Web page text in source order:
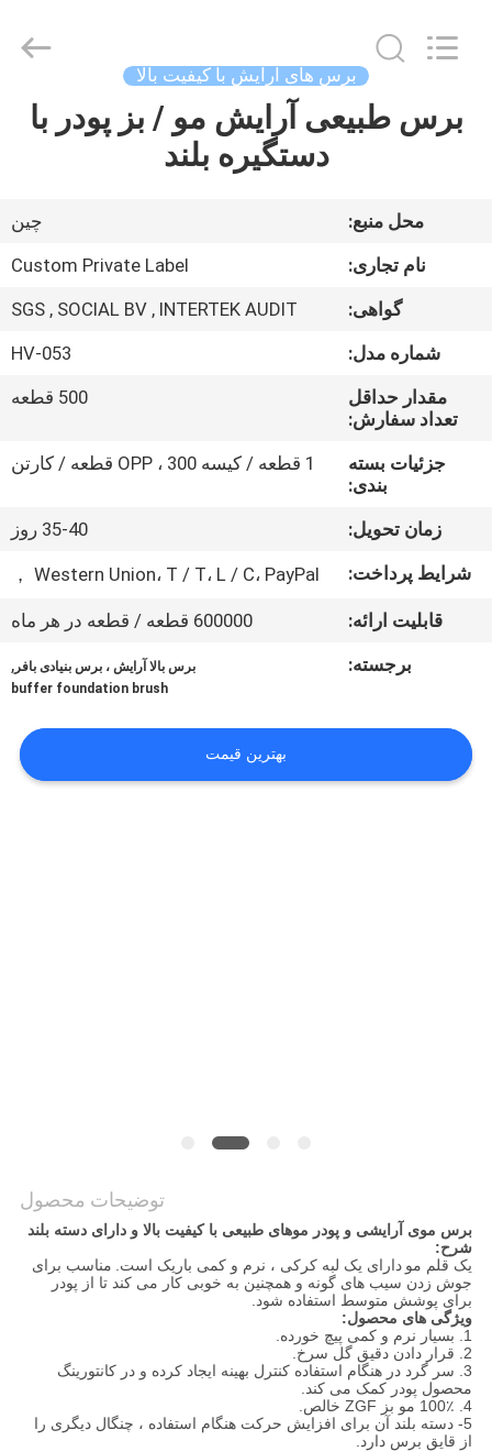
صفحه
محصولات
کنترل
کیفیت
نقشه
PRIVACY
POLICY
Cosmetics
برس های آرایش با کیفیت بالا
برس طبیعی آرایش مو / بز پودر با
دستگیره بلند
محل منبع:
چین
نام تجاری:
Custom Private Label
گواهی:
SGS , SOCIAL BV , INTERTEK AUDIT
شماره مدل:
HV-053
مقدار حداقل
تعداد سفارش:
500 قطعه
جزئیات بسته
بندی:
1 قطعه / کیسه OPP ، 300 قطعه / کارتن
زمان تحویل:
35-40 روز
شرایط پرداخت:
Western Union، T / T، L / C، PayPal ，
قابلیت ارائه:
600000 قطعه / قطعه در هر ماه
برجسته:
برس بالا آرایش ، برس بنیادی بافر ,
buffer foundation brush
بهترین قیمت
توضیحات محصول
برس موی آرایشی و پودر موهای طبیعی با کیفیت بالا و دارای دسته بلند
شرح:
یک قلم مو دارای یک لبه کرکی ، نرم و کمی باریک است. مناسب برای
جوش زدن سیب های گونه و همچنین به خوبی کار می کند تا از پودر
برای پوشش متوسط ​​استفاده شود.
ویژگی های محصول:
1. بسیار نرم و کمی پیچ خورده.
2. قرار دادن دقیق گل سرخ.
3. سر گرد در هنگام استفاده کنترل بهینه ایجاد کرده و در کانتورینگ
محصول پودر کمک می کند.
4. 100٪ مو بز ZGF خالص.
5- دسته بلند آن برای افزایش حرکت هنگام استفاده ، چنگال دیگری را
از قایق برس دارد.